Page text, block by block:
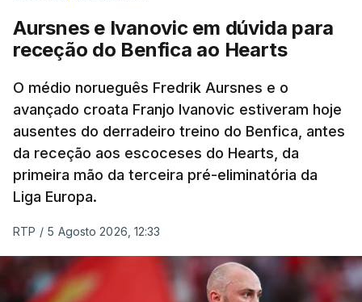
O vice-campeão português de contrarrelógio,
Rafael Reis, que procurava o oitavo triunfo em
mais rápido, a sete segundos, enquanto o italiano
Luca Giaimi (UAE Emirates) e o russo Artem Nych
(Anicolor-Campicarn), vencedor das últimas duas
edições da Volta, terminaram na quarta e quinta
posições, respetivamente, a nove e 14 segundos.
Na quinta-feira, o pelotão vai percorrer os 157,1
primeira das 10 etapas da 87.ª edição, com duas
contagens de terceira categoria nos derradeiros
Aursnes e Ivanovic em dúvida para
receção do Benfica ao Hearts
O médio norueguês Fredrik Aursnes e o
avançado croata Franjo Ivanovic estiveram hoje
ausentes do derradeiro treino do Benfica, antes
da receção aos escoceses do Hearts, da
primeira mão da terceira pré-eliminatória da
Liga Europa.
RTP / 5 Agosto 2026, 12:33